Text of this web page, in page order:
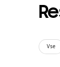
Vse